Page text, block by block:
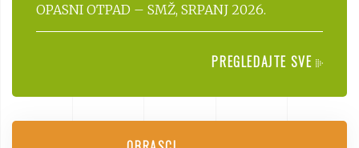
OPASNI OTPAD – SMŽ, SRPANJ 2026.
PREGLEDAJTE SVE